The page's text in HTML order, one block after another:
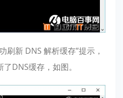
刷新 DNS 解析缓存”提示，
DNS缓存，如图。